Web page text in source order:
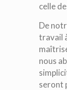
celle
De
travail
nous
seront